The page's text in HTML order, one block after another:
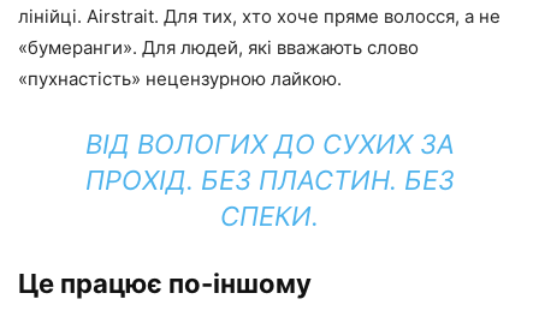
лінійці. Airstrait. Для тих, хто хоче пряме волосся, а не
«бумеранги». Для людей, які вважають слово
«пухнастість» нецензурною лайкою.
ВІД ВОЛОГИХ ДО СУХИХ ЗА
ПРОХІД. БЕЗ ПЛАСТИН. БЕЗ
СПЕКИ.
Це працює по-іншому